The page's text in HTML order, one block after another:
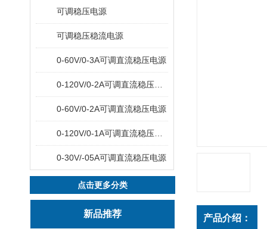
可调稳压电源
可调稳压稳流电源
0-60V/0-3A可调直流稳压电源
0-60V/0-2A可调直流稳压电源
0-30V/-05A可调直流稳压电源
点击更多分类
新品推荐 产品介绍：